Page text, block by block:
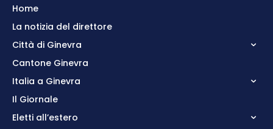
Home
La notizia del direttore
Città di Ginevra
Cantone Ginevra
Italia a Ginevra
Il Giornale
Eletti all’estero